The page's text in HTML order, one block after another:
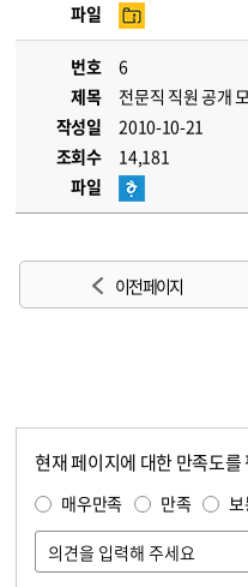
파일
번호
6
제목
전문직 직원 공개
작성일
2010-10-21
조회수
14,181
파일
이전 페이지
현재 페이지에 대한 만족도
매우만족 만족 보